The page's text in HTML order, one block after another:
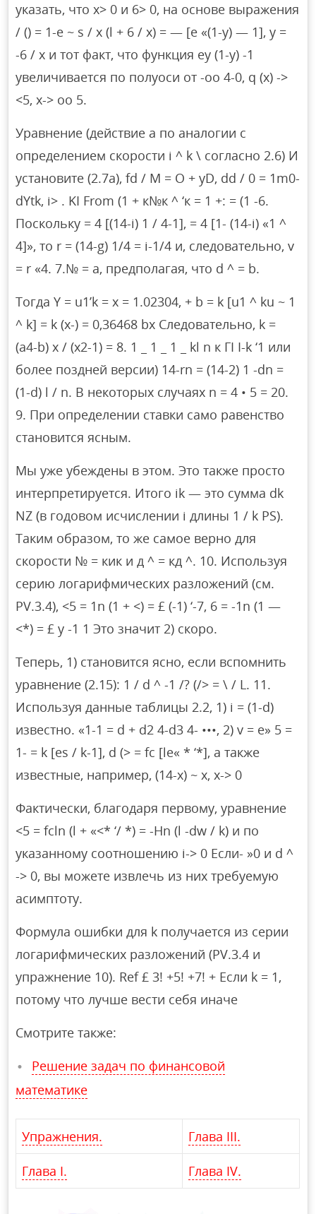
указать, что x> 0 и 6> 0, на основе выражения
/ () = 1-е ~ s / x (l + 6 / x) = — [e «(1-y) — 1], y =
-6 / x и тот факт, что функция ey (1-y) -1
увеличивается по полуоси от -oo 4-0, q (x) ->
<5, x-> oo 5.
Уравнение (действие a по аналогии с
определением скорости i ^ k \ согласно 2.6) И
установите (2.7a), fd / M = O + yD, dd / 0 = 1m0-
dYtk, i> . KI From (1 + к№к ^ ‘к = 1 +: = (1 -6.
Поскольку = 4 [(14-i) 1 / 4-1], = 4 [1- (14-i) «1 ^
4]», то r = (14-g) 1/4 = i-1/4 и, следовательно, v
= r «4. 7.№ = a, предполагая, что d ^ = b.
Тогда Y = u1’k = x = 1.02304, + b = k [u1 ^ ku ~ 1
^ k] = k (x-) = 0,36468 bx Следовательно, k =
(a4-b) x / (x2-1) = 8. 1 _ 1 _ 1 _ kl n к ΓI I-k ‘1 или
более поздней версии) 14-rn = (14-2) 1 -dn =
(1-d) l / n. В некоторых случаях n = 4 • 5 = 20.
9. При определении ставки само равенство
становится ясным.
Мы уже убеждены в этом. Это также просто
интерпретируется. Итого ik — это сумма dk
NZ (в годовом исчислении i длины 1 / k PS).
Таким образом, то же самое верно для
скорости № = кик и д ^ = кд ^. 10. Используя
серию логарифмических разложений (см.
PV.3.4), <5 = 1n (1 + <) = £ (-1) ‘-7, 6 = -1n (1 —
<*) = £ у -1 1 Это значит 2) скоро.
Теперь, 1) становится ясно, если вспомнить
уравнение (2.15): 1 / d ^ -1 /? (/> = \ / L. 11.
Используя данные таблицы 2.2, 1) i = (1-d)
известно. «1-1 = d + d2 4-d3 4- •••, 2) v = e» 5 =
1- = k [es / k-1], d (> = fc [le« * ‘*], а также
известные, например, (14-x) ~ x, x-> 0
Фактически, благодаря первому, уравнение
<5 = fcln (l + «<* ‘/ *) = -Hn (l -dw / k) и по
указанному соотношению i-> 0 Если- »0 и d ^
-> 0, вы можете извлечь из них требуемую
асимптоту.
Формула ошибки для k получается из серии
логарифмических разложений (PV.3.4 и
упражнение 10). Ref £ 3! +5! +7! + Если k = 1,
потому что лучше вести себя иначе
Смотрите также:
Решение задач по финансовой
математике
Упражнения. Глава III.
Глава I. Глава IV.